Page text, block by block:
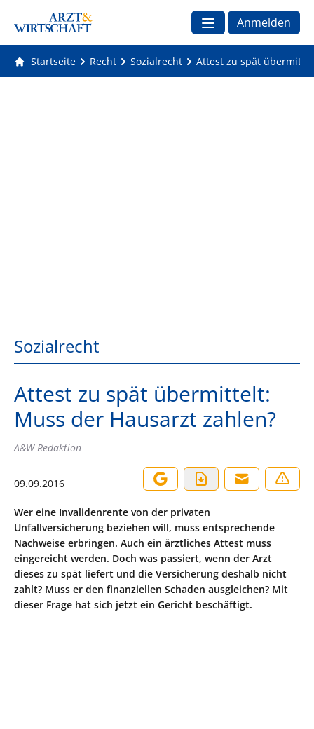
Anmelden
Startseite Recht Sozialrecht Attest zu spät
Sozialrecht
Attest zu spät übermittelt:
Muss der Hausarzt zahlen?
A&W Redaktion
09.09.2016
Wer eine Invalidenrente von der privaten
Unfallversicherung beziehen will, muss entsprechende
Nachweise erbringen. Auch ein ärztliches Attest muss
eingereicht werden. Doch was passiert, wenn der Arzt
dieses zu spät liefert und die Versicherung deshalb nicht
zahlt? Muss er den finanziellen Schaden ausgleichen? Mit
dieser Frage hat sich jetzt ein Gericht beschäftigt.